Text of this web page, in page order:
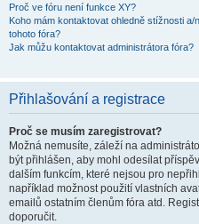
Proč ve fóru není funkce XY?
Koho mám kontaktovat ohledně stížnosti
tohoto fóra?
Jak můžu kontaktovat administrátora fóra?
Přihlašování a registrace
Proč se musím zaregistrovat?
Možná nemusíte, záleží na
být přihlášen, aby mohl odesílat
dalším funkcím, které nejsou pro
například možnost použití vlastních
emailů ostatním členům fóra atd.
doporučit.